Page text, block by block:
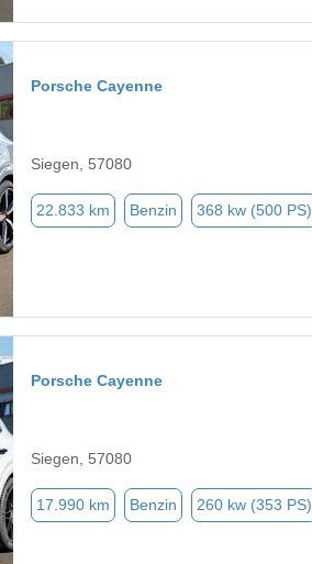
Porsche Cayenne
Siegen, 57080
22.833 km Benzin 368 kw (500 PS)
Porsche Cayenne
Siegen, 57080
17.990 km Benzin 260 kw (353 PS)